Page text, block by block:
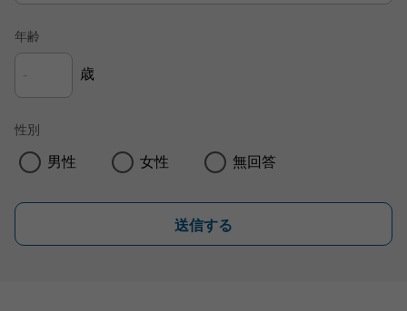
年齢
歳
性別
男性 女性 無回答
送信する